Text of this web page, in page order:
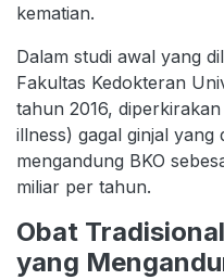
kematian.
Dalam studi awal yang
Fakultas Kedokteran
tahun 2016,
illness) gagal ginjal
mengandung BKO
miliar per tahun.
Obat
yang